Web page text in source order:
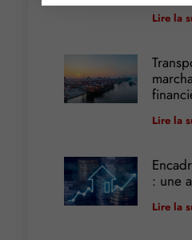
Lire la
Lire la
: une
Lire la